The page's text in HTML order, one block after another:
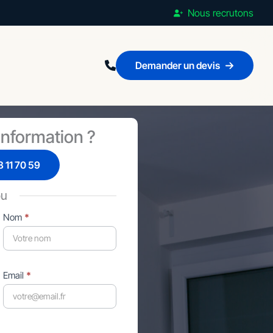
Nous recrutons
Demander un devis
?
11 70 59
Nom *
Email *